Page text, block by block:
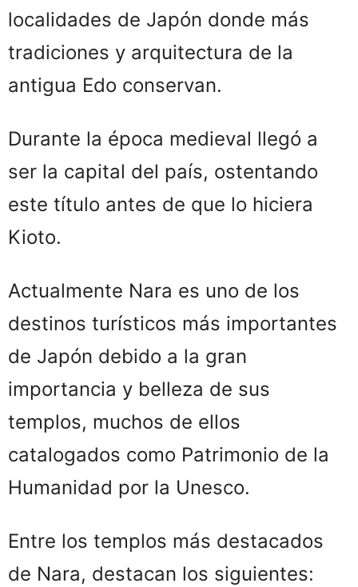
localidades de Japón donde más
tradiciones y arquitectura de la
antigua Edo conservan.
Durante la época medieval llegó a
ser la capital del país, ostentando
este título antes de que lo hiciera
Kioto.
Actualmente Nara es uno de los
destinos turísticos más importantes
de Japón debido a la gran
importancia y belleza de sus
templos, muchos de ellos
catalogados como Patrimonio de la
Humanidad por la Unesco.
Entre los templos más destacados
de Nara, destacan los siguientes: